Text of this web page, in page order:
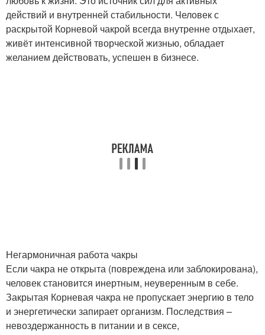
действий и внутренней стабильности. Человек с
раскрытой Корневой чакрой всегда внутренне отдыхает,
живёт интенсивной творческой жизнью, обладает
желанием действовать, успешен в бизнесе.
Негармоничная работа чакры
Если чакра не открыта (повреждена или заблокирована),
человек становится инертным, неуверенным в себе.
Закрытая Корневая чакра не пропускает энергию в тело
и энергетически запирает организм. Последствия –
невоздержанность в питании и в сексе,